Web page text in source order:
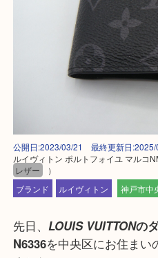
公開日:2023/03/21 最終更新日
ルイヴィトン ポルトフォイユ マル
レザー ）